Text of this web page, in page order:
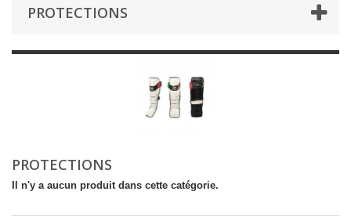
PROTECTIONS
PROTECTIONS
Il n'y a aucun produit dans cette catégorie.